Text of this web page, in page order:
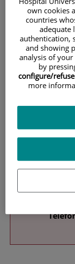
own cookies
countries
adequate
authentication,
and showing
analysis of your
by
configure/
more